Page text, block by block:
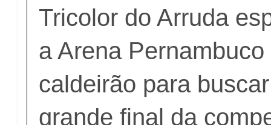
Tricolor do Arruda
a Arena
caldeirão para
grande final da